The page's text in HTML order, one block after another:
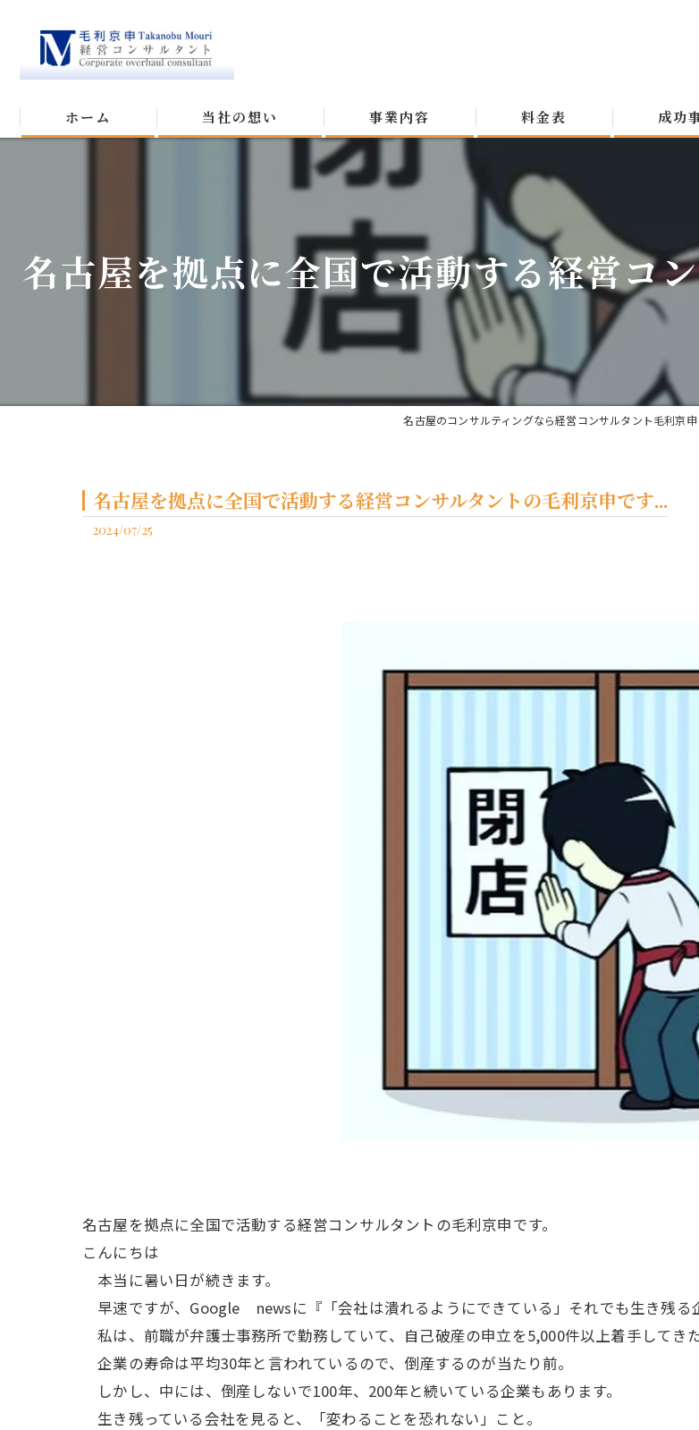
ホーム 当社の想い 事業内容 料金表 成功
名古屋を拠点に全国で活動する経営コ
名古屋のコンサルティングなら経営コンサルタント毛利京申
名古屋を拠点に全国で活動する経営コンサルタントの毛利京申です...
2024/07/25
名古屋を拠点に全国で活動する経営コンサルタントの毛利京申です。
こんにちは
本当に暑い日が続きます。
早速ですが、Google newsに『「会社は潰れるようにできている」それでも生き残る
私は、前職が弁護士事務所で勤務していて、自己破産の申立を5,000件以上着手してき
企業の寿命は平均30年と言われているので、倒産するのが当たり前。
しかし、中には、倒産しないで100年、200年と続いている企業もあります。
生き残っている会社を見ると、「変わることを恐れない」こと。